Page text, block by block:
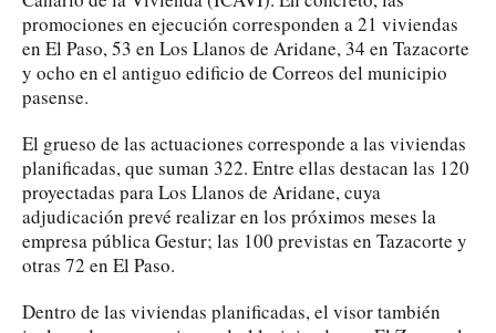
promociones en ejecución corresponden a 21 viviendas
en El Paso, 53 en Los Llanos de Aridane, 34 en Tazacorte
y ocho en el antiguo edificio de Correos del municipio
pasense.
El grueso de las actuaciones corresponde a las viviendas
planificadas, que suman 322. Entre ellas destacan las 120
proyectadas para Los Llanos de Aridane, cuya
adjudicación prevé realizar en los próximos meses la
empresa pública Gestur; las 100 previstas en Tazacorte y
otras 72 en El Paso.
Dentro de las viviendas planificadas, el visor también